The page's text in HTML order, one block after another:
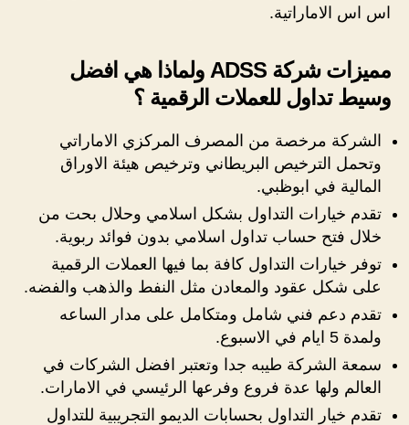
اس اس الاماراتية.
مميزات شركة ADSS ولماذا هي افضل
وسيط تداول للعملات الرقمية ؟
الشركة مرخصة من المصرف المركزي الاماراتي
وتحمل الترخيص البريطاني وترخيص هيئة الاوراق
المالية في ابوظبي.
تقدم خيارات التداول بشكل اسلامي وحلال بحت من
خلال فتح حساب تداول اسلامي بدون فوائد ربوية.
توفر خيارات التداول كافة بما فيها العملات الرقمية
على شكل عقود والمعادن مثل النفط والذهب والفضه.
تقدم دعم فني شامل ومتكامل على مدار الساعه
ولمدة 5 ايام في الاسبوع.
سمعة الشركة طيبه جدا وتعتبر افضل الشركات في
العالم ولها عدة فروع وفرعها الرئيسي في الامارات.
تقدم خيار التداول بحسابات الديمو التجريبية للتداول